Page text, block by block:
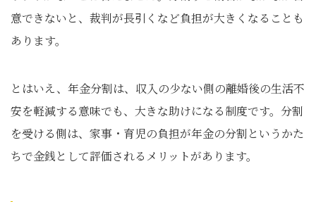
意できないと、裁判が長引くなど負担が大きくなることも
あります。
とはいえ、年金分割は、収入の少ない側の離婚後の生活不
安を軽減する意味でも、大きな助けになる制度です。分割
を受ける側は、家事・育児の負担が年金の分割というかた
ちで金銭として評価されるメリットがあります。